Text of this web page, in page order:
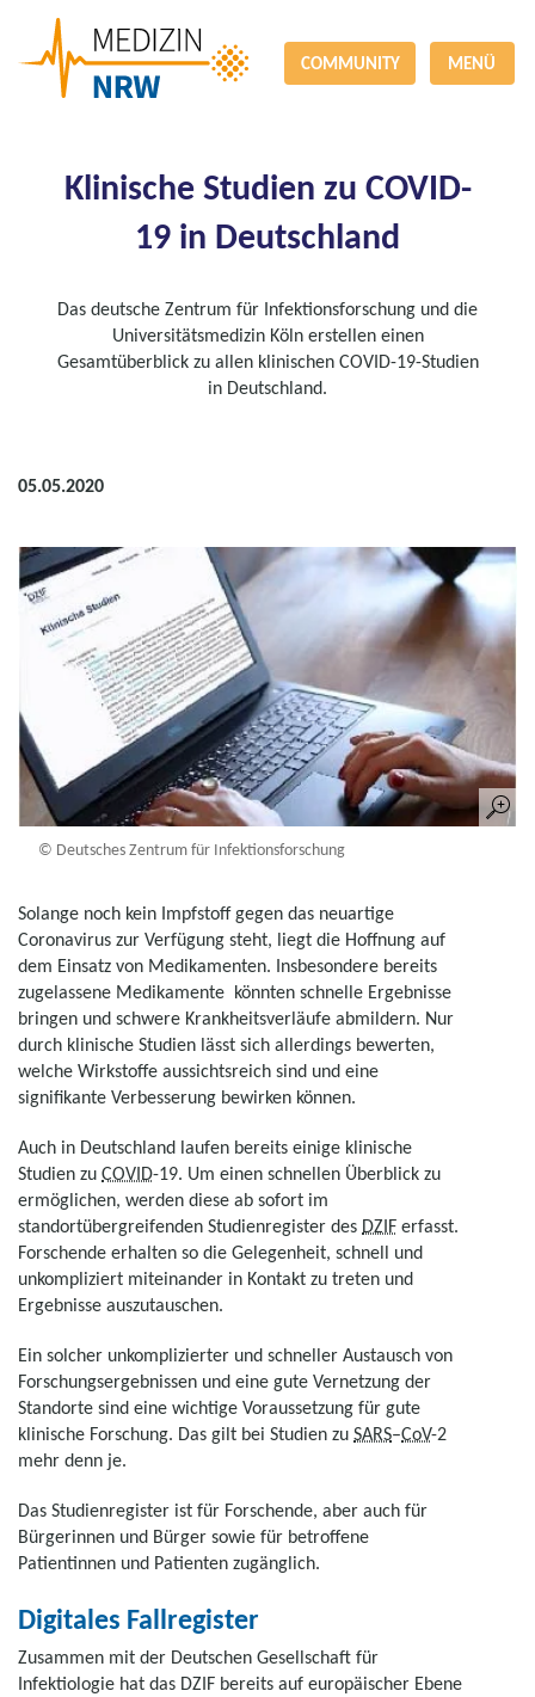
COMMUNITY MENÜ
Klinische Studien zu COVID-
19 in Deutschland
Das deutsche Zentrum für Infektionsforschung und die
Universitätsmedizin Köln erstellen einen
Gesamtüberblick zu allen klinischen COVID-19-Studien
in Deutschland.
05.05.2020
© Deutsches Zentrum für Infektionsforschung
Solange noch kein Impfstoff gegen das neuartige
Coronavirus zur Verfügung steht, liegt die Hoffnung auf
dem Einsatz von Medikamenten. Insbesondere bereits
zugelassene Medikamente könnten schnelle Ergebnisse
bringen und schwere Krankheitsverläufe abmildern. Nur
durch klinische Studien lässt sich allerdings bewerten,
welche Wirkstoffe aussichtsreich sind und eine
signifikante Verbesserung bewirken können.
Auch in Deutschland laufen bereits einige klinische
Studien zu COVID-19. Um einen schnellen Überblick zu
ermöglichen, werden diese ab sofort im
standortübergreifenden Studienregister des DZIF erfasst.
Forschende erhalten so die Gelegenheit, schnell und
unkompliziert miteinander in Kontakt zu treten und
Ergebnisse auszutauschen.
Ein solcher unkomplizierter und schneller Austausch von
Forschungsergebnissen und eine gute Vernetzung der
Standorte sind eine wichtige Voraussetzung für gute
klinische Forschung. Das gilt bei Studien zu SARS–CoV-2
mehr denn je.
Das Studienregister ist für Forschende, aber auch für
Bürgerinnen und Bürger sowie für betroffene
Patientinnen und Patienten zugänglich.
Digitales Fallregister
Zusammen mit der Deutschen Gesellschaft für
Infektiologie hat das DZIF bereits auf europäischer Ebene